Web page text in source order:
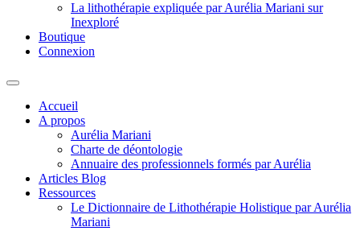
La lithothérapie expliquée par Aurélia Mariani sur
Inexploré
Boutique
Connexion
Accueil
A propos
Aurélia Mariani
Charte de déontologie
Annuaire des professionnels formés par Aurélia
Articles Blog
Ressources
Le Dictionnaire de Lithothérapie Holistique par Aurélia
Mariani